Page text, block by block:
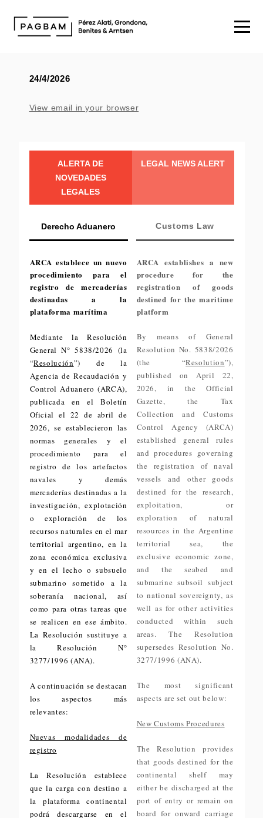
24/4/2026
View email in your browser
ALERTA DE
NOVEDADES
LEGALES
LEGAL NEWS ALERT
Derecho Aduanero Customs Law
ARCA establece un nuevo
procedimiento para el
registro de mercaderías
destinadas a la
plataforma marítima
Mediante la Resolución
General N° 5838/2026 (la
“Resolución”) de la
Agencia de Recaudación y
Control Aduanero (ARCA),
publicada en el Boletín
Oficial el 22 de abril de
2026, se establecieron las
normas generales y el
procedimiento para el
registro de los artefactos
navales y demás
mercaderías destinadas a la
investigación, explotación
o exploración de los
recursos naturales en el mar
territorial argentino, en la
zona económica exclusiva
y en el lecho o subsuelo
submarino sometido a la
soberanía nacional, así
como para otras tareas que
se realicen en ese ámbito.
La Resolución sustituye a
la Resolución N°
3277/1996 (ANA).
A continuación se destacan
los aspectos más
relevantes:
Nuevas modalidades de
registro
La Resolución establece
que la carga con destino a
la plataforma continental
podrá descargarse en el
ARCA establishes a new
procedure for the
registration of goods
destined for the maritime
platform
By means of General
Resolution No. 5838/2026
(the “Resolution”),
published on April 22,
2026, in the Official
Gazette, the Tax
Collection and Customs
Control Agency (ARCA)
established general rules
and procedures governing
the registration of naval
vessels and other goods
destined for the research,
exploitation, or
exploration of natural
resources in the Argentine
territorial sea, the
exclusive economic zone,
and the seabed and
submarine subsoil subject
to national sovereignty, as
well as for other activities
conducted within such
areas. The Resolution
supersedes Resolution No.
3277/1996 (ANA).
The most significant
aspects are set out below:
New Customs Procedures
The Resolution provides
that goods destined for the
continental shelf may
either be discharged at the
port of entry or remain on
board for onward carriage